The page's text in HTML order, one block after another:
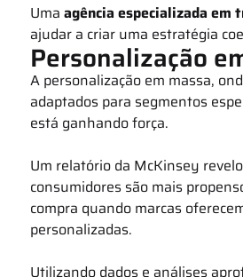
Uma agência especializada em
ajudar a criar uma estratégia
Personalização
A personalização em massa,
adaptados para segmentos
está ganhando força.
Um relatório da McKinsey
consumidores são mais
compra quando marcas
personalizadas.
Utilizando dados e análises